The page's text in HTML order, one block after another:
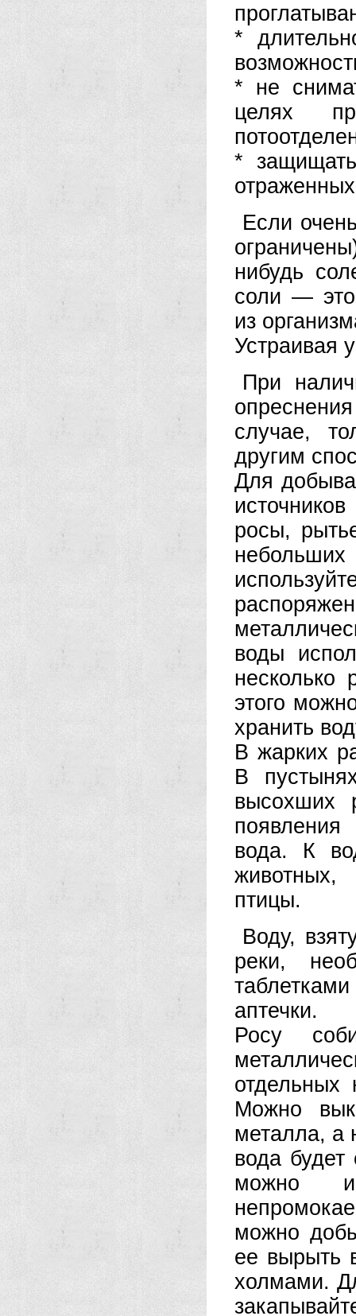
*
* не
целях
*
Если
нибудь
соли —
из
Устраивая
При
случае,
другим
Для
росы,
воды
несколько
этого
хранить
В жарких
В
высохших
вода. К
животных,
птицы.
Воду,
реки,
аптечки.
Росу
отдельных
Можно
металла, а
вода
можно
можно
ее вырыть
холмами.